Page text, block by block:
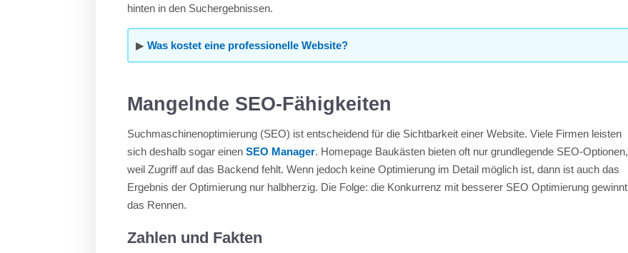
hinten in den Suchergebnissen.
▶Was kostet eine professionelle Website?
Mangelnde SEO-Fähigkeiten
Suchmaschinenoptimierung (SEO) ist entscheidend für die Sichtbarkeit einer Website. Viele Firmen leisten
sich deshalb sogar einenSEO Manager. Homepage Baukästen bieten oft nur grundlegende SEO-Optionen,
weil Zugriff auf das Backend fehlt. Wenn jedoch keine Optimierung im Detail möglich ist, dann ist auch das
Ergebnis der Optimierung nur halbherzig. Die Folge: die Konkurrenz mit besserer SEO Optimierung gewinnt
das Rennen.
Zahlen und Fakten